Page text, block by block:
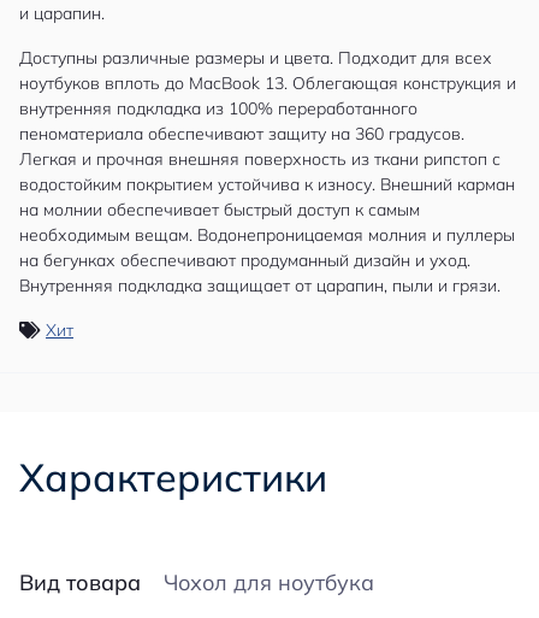
и царапин.
Доступны различные размеры и цвета. Подходит для всех
ноутбуков вплоть до MacBook 13. Облегающая конструкция и
внутренняя подкладка из 100% переработанного
пеноматериала обеспечивают защиту на 360 градусов.
Легкая и прочная внешняя поверхность из ткани рипстоп с
водостойким покрытием устойчива к износу. Внешний карман
на молнии обеспечивает быстрый доступ к самым
необходимым вещам. Водонепроницаемая молния и пуллеры
на бегунках обеспечивают продуманный дизайн и уход.
Внутренняя подкладка защищает от царапин, пыли и грязи.
Хит
Характеристики
Вид товара Чохол для ноутбука